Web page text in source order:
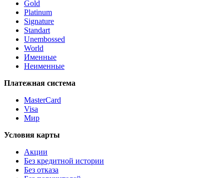
Gold
Platinum
Signature
Standart
Unembossed
World
Именные
Неименные
Платежная система
MasterCard
Visa
Мир
Условия карты
Акции
Без кредитной истории
Без отказа